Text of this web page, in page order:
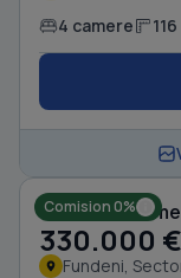
4 camere
Comision 0%
Casă cu 5
330.000 €
Fundeni,